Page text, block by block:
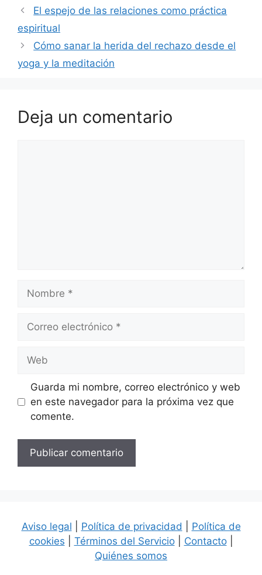
El espejo de las relaciones como práctica
espiritual
Cómo sanar la herida del rechazo desde el
yoga y la meditación
Deja un comentario
Nombre
Correo
Web
Guarda mi nombre, correo electrónico y web
en este navegador para la próxima vez que
comente.
Aviso legal Política de privacidad
Política de
cookies
Términos del Servicio| Contacto|
Quiénes somos